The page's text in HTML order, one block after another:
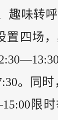
趣味转
置四场
。同时
限